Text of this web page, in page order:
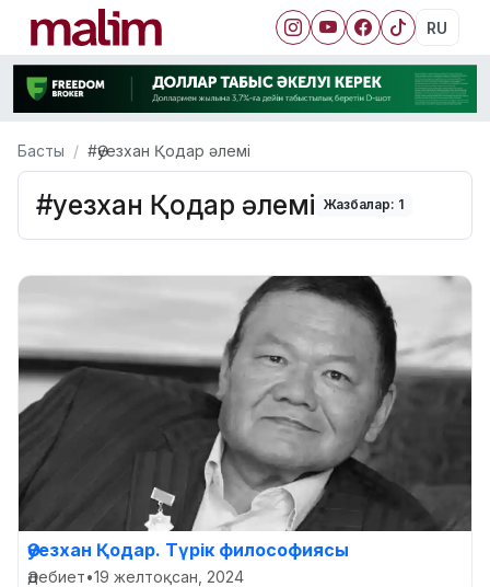
RU
Басты #Әуезхан Қодар әлемі
#Әуезхан Қодар әлемі Жазбалар: 1
Әуезхан Қодар. Түрік философиясы
Әдебиет•19 желтоқсан, 2024